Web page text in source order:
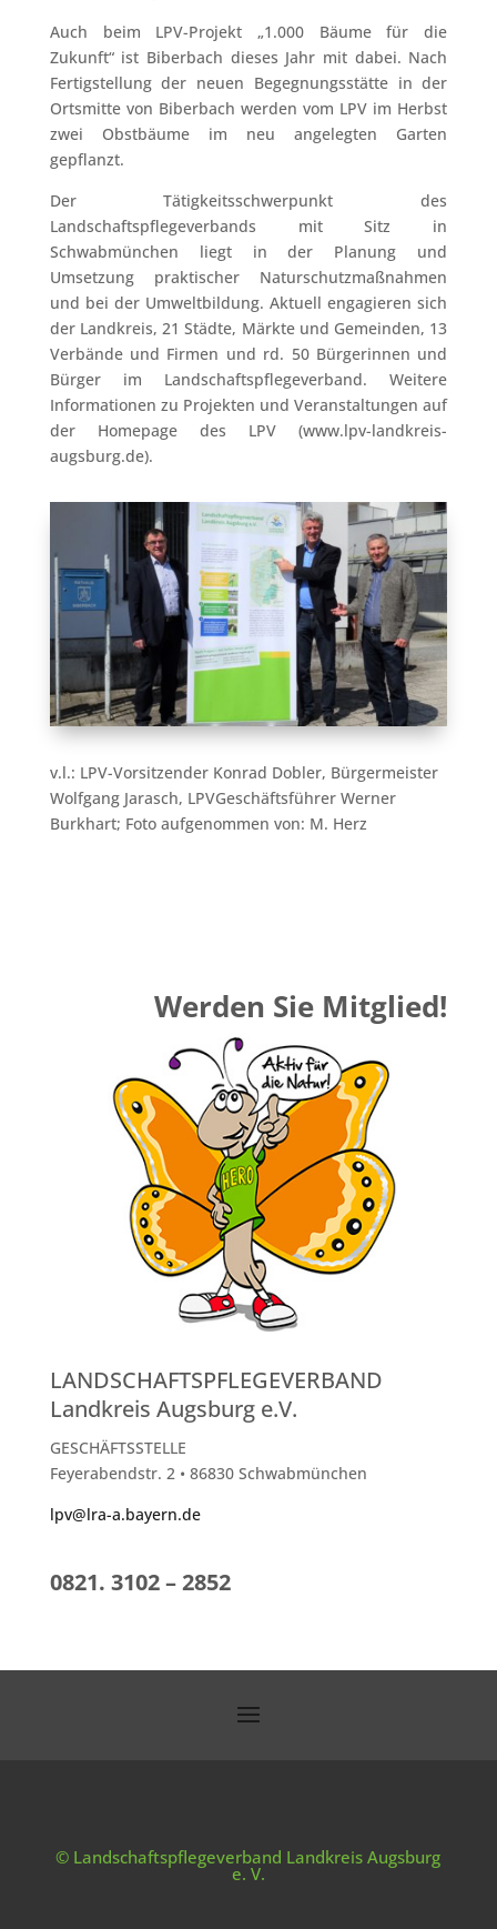
Auch beim LPV-Projekt „1.000 Bäume für die
Zukunft“ ist Biberbach dieses Jahr mit dabei. Nach
Fertigstellung der neuen Begegnungsstätte in der
Ortsmitte von Biberbach werden vom LPV im Herbst
zwei Obstbäume im neu angelegten Garten
gepflanzt.
Der Tätigkeitsschwerpunkt des
Landschaftspflegeverbands mit Sitz in
Schwabmünchen liegt in der Planung und
Umsetzung praktischer Naturschutzmaßnahmen
und bei der Umweltbildung. Aktuell engagieren sich
der Landkreis, 21 Städte, Märkte und Gemeinden, 13
Verbände und Firmen und rd. 50 Bürgerinnen und
Bürger im Landschaftspflegeverband. Weitere
Informationen zu Projekten und Veranstaltungen auf
der Homepage des LPV (www.lpv-landkreis-
augsburg.de).
v.l.: LPV-Vorsitzender Konrad Dobler, Bürgermeister
Wolfgang Jarasch, LPVGeschäftsführer Werner
Burkhart; Foto aufgenommen von: M. Herz
Werden Sie Mitglied!
LANDSCHAFTSPFLEGEVERBAND
Landkreis Augsburg e.V.
GESCHÄFTSSTELLE
Feyerabendstr. 2 • 86830 Schwabmünchen
lpv@lra-a.bayern.de
0821. 3102 – 2852
© Landschaftspflegeverband Landkreis Augsburg
e. V.